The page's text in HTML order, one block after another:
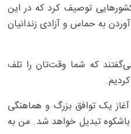
توصیف کرد که در این
به حماس و آزادی زندانیان
که شما وقت‌تان را تلف
یک توافق بزرگ و هماهنگی
تبدیل خواهد شد. من به